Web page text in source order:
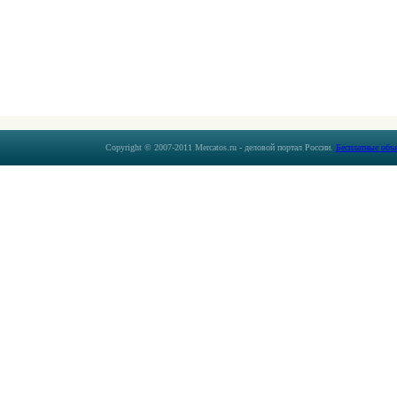
Copyright © 2007-2011 Mercatos.ru - деловой портал России. Бесплатные